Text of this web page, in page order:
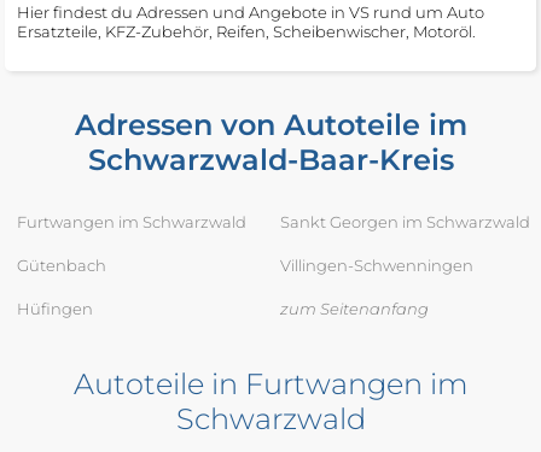
Hier findest du Adressen und Angebote in VS rund um Auto
Ersatzteile, KFZ-Zubehör, Reifen, Scheibenwischer, Motoröl.
Adressen von Autoteile im
Schwarzwald-Baar-Kreis
Furtwangen im Schwarzwald
Gütenbach
Hüfingen
Sankt Georgen im Schwarzwald
Villingen-Schwenningen
zum Seitenanfang
Autoteile in Furtwangen im
Schwarzwald